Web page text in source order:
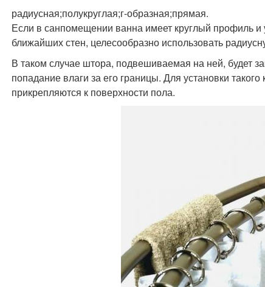
радиусная;полукруглая;г-образная;прямая.
Если в санпомещении ванна имеет круглый профиль и
ближайших стен, целесообразно использовать
В таком случае штора, подвешиваемая на ней, будет
попадание влаги за его границы. Для установки
прикрепляются к поверхности пола.